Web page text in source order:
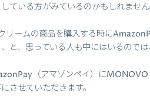
ている方がみているのかもしれません
リームの商品を購入する時に
と、思っている人も中にはいるので
（アマゾンペイ）にMONOVO
させていただきます。